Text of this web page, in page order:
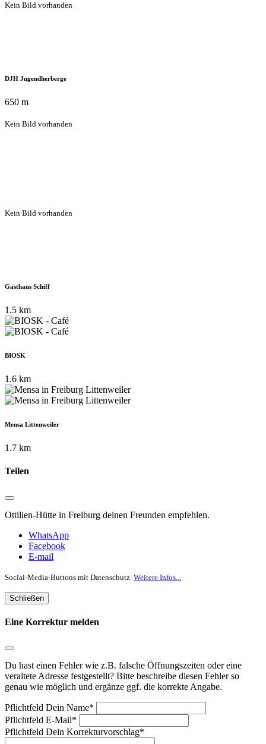
Kein Bild vorhanden
DJH Jugendherberge
650 m
Kein Bild vorhanden
Kein Bild vorhanden
Gasthaus Schiff
1.5 km
BIOSK
1.6 km
Mensa Littenweiler
1.7 km
Teilen
Ottilien-Hütte in Freiburg deinen Freunden empfehlen.
WhatsApp
Facebook
E-mail
Social-Media-Buttons mit Datenschutz. Weitere Infos...
Schließen
Eine Korrektur melden
Du hast einen Fehler wie z.B. falsche Öffnungszeiten oder eine
veraltete Adresse festgestellt? Bitte beschreibe diesen Fehler so
genau wie möglich und ergänze ggf. die korrekte Angabe.
Pflichtfeld Dein Name*
Pflichtfeld E-Mail*
Pflichtfeld Dein Korrekturvorschlag*